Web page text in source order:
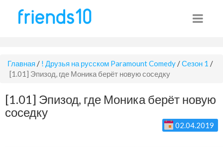
Главная / ! Друзья на русском Paramount Comedy /Сезон 1 /
[1.01] Эпизод, где Моника берёт новую соседку
[1.01] Эпизод, где Моника берёт новую
соседку
02.04.2019